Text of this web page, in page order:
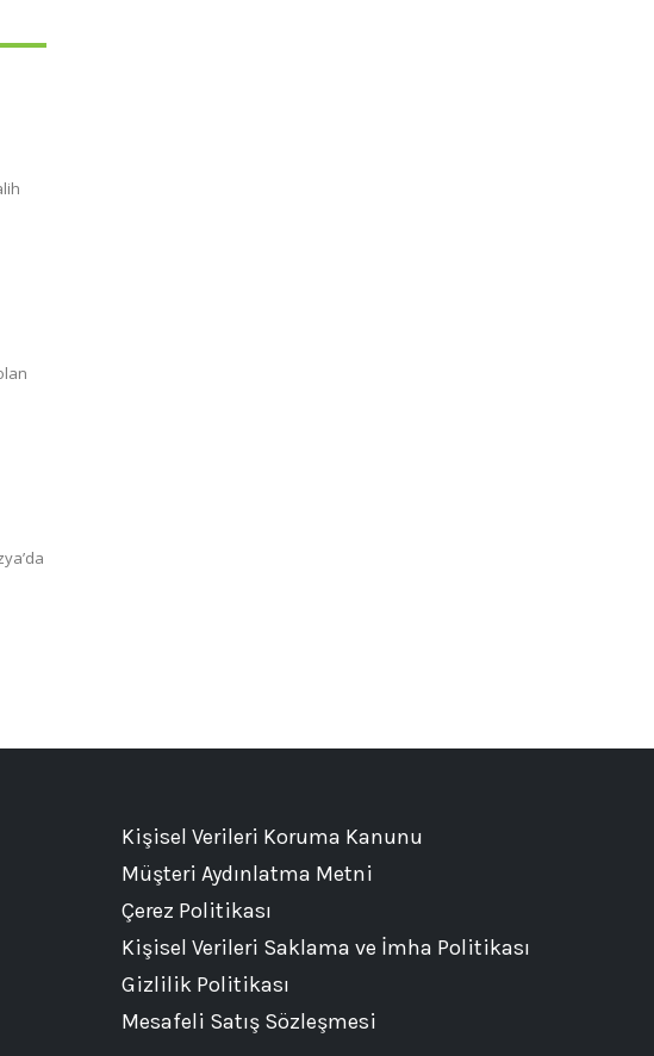
Kişisel Verileri Koruma Kanunu
Müşteri Aydınlatma Metni
Çerez Politikası
Kişisel Verileri Saklama ve İmha Politikası
Gizlilik Politikası
Mesafeli Satış Sözleşmesi